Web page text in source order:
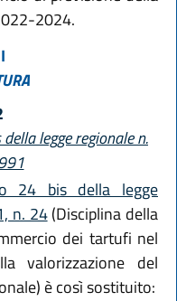
2024.
legge regionale n.
24 bis della legge
n. 24(Disciplina della
dei tartufi nel
valorizzazione del
è così sostituito: